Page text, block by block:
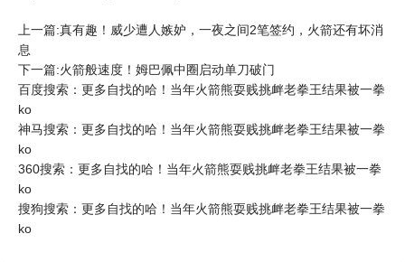
上一篇:真有趣！威少遭人嫉妒，一夜之间2笔签约，火箭还有坏消
息
下一篇:火箭般速度！姆巴佩中圈启动单刀破门
百度搜索：更多自找的哈！当年火箭熊耍贱挑衅老拳王结果被一拳
ko
神马搜索：更多自找的哈！当年火箭熊耍贱挑衅老拳王结果被一拳
ko
360搜索：更多自找的哈！当年火箭熊耍贱挑衅老拳王结果被一拳
ko
搜狗搜索：更多自找的哈！当年火箭熊耍贱挑衅老拳王结果被一拳
ko